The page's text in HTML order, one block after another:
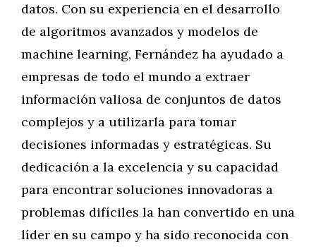
datos. Con su experiencia en el desarrollo
de algoritmos avanzados y modelos de
machine learning, Fernández ha ayudado a
empresas de todo el mundo a extraer
información valiosa de conjuntos de datos
complejos y a utilizarla para tomar
decisiones informadas y estratégicas. Su
dedicación a la excelencia y su capacidad
para encontrar soluciones innovadoras a
problemas difíciles la han convertido en una
líder en su campo y ha sido reconocida con